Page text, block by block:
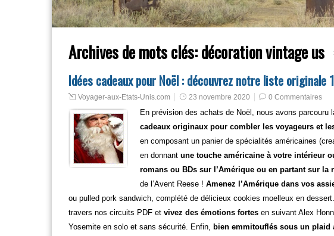
Archives de mots clés:décoration vintage us
Idées cadeaux pour Noël : découvrez notre liste originale
Voyager-aux-Etats-Unis.com 23 novembre 2020 0 Commentaires
En prévision des achats de Noël, nous avons parcouru
cadeaux originaux pour combler les voyageurs et
en composant un panier de spécialités américaines
en donnant une touche américaine à votre intérieur
romans ou BDs sur l’Amérique ou en partant sur la
de l’Avent Reese ! Amenez l’Amérique dans vos
ou pulled pork sandwich, complété de délicieux cookies moelleux en dessert.
travers nos circuits PDF et vivez des émotions fortes en suivant Alex
Yosemite en solo et sans sécurité. Enfin, bien emmitouflés sous un plaid